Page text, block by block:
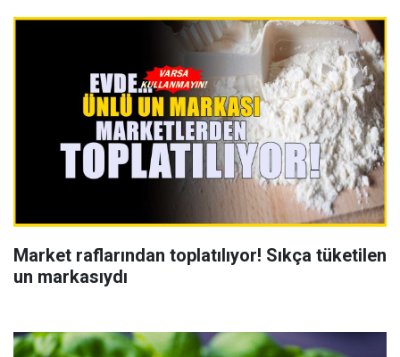
Market raflarından toplatılıyor! Sıkça tüketilen
un markasıydı